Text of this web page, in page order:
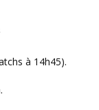
à 14h45).